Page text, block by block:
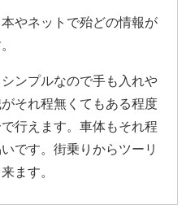
やネットで殆どの情報が
ンプルなので手も入れや
それ程無くてもある程度
行えます。車体もそれ程
です。街乗りからツーリ
ます。